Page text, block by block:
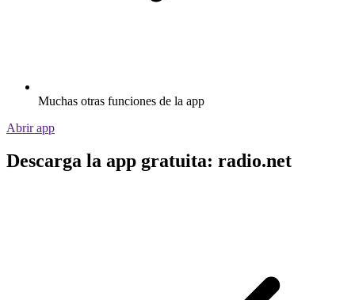
Muchas otras funciones de la app
Abrir app
Descarga la app gratuita: radio.net